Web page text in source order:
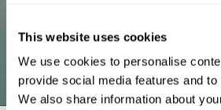
This website uses cookies
We use cookies to personalise
provide social media features and
We also share information about